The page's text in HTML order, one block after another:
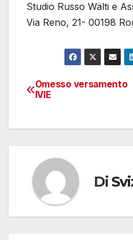
Studio Russo Wälti e
Via Reno, 21- 00198
Navigazione
Omesso versamento
IVIE
Di